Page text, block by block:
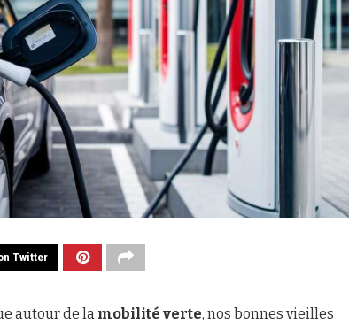
Twitter
autour de la mobilité verte, nos bonnes vieilles